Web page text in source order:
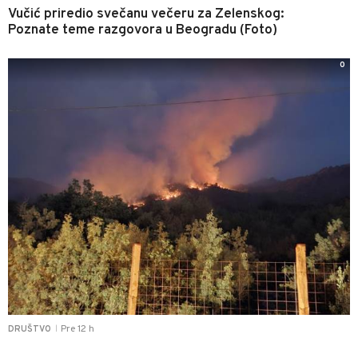
Vučić priredio svečanu večeru za Zelenskog:
Poznate teme razgovora u Beogradu (Foto)
DRUŠTVO Pre 12 h
0